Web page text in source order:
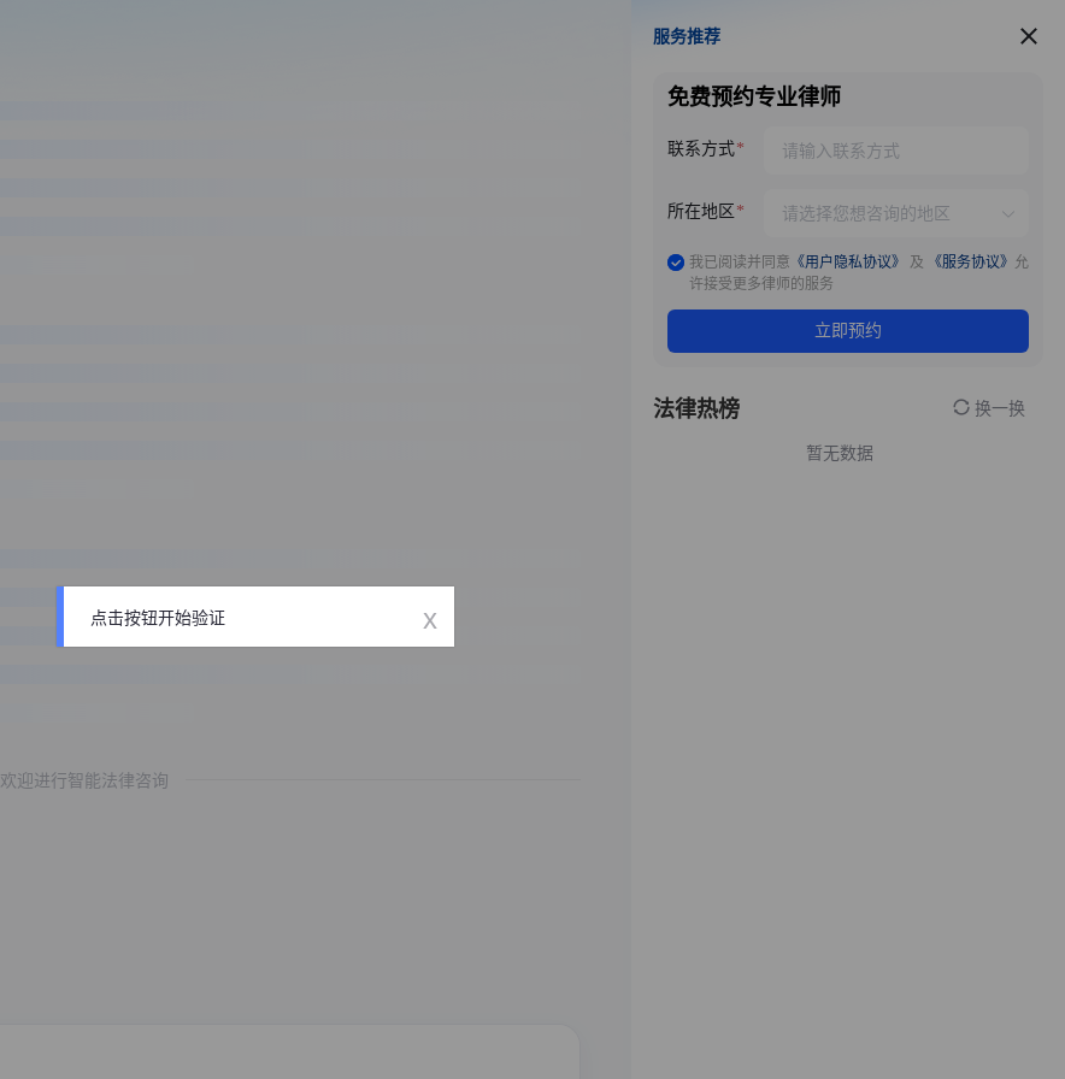
欢迎进行智能法律咨询
服务推荐
服务推荐
免费预约专业律师
联系方式
所在地区
我已阅读并同意 《用户隐私协议》 及 《服务协议》 允
许接受更多律师的服务
立即预约
法律热榜 换一换
暂无数据
点击按钮开始验证 x